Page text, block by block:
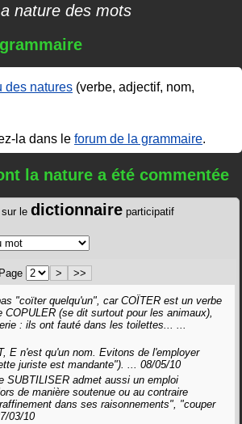
nature des mots
des natures (verbe, adjectif, nom,
la dans le forum de la grammaire.
la nature a été commentée
sur le dictionnaire participatif
Page > >>
"coïter quelqu'un", car COÏTER est un verbe
(se dit surtout pour les animaux),
: ils ont fauté dans les toilettes... ...
E n'est qu'un nom. Evitons de l'employer
juriste est mandante"). ... 08/05/10
SUBTILISER admet aussi un emploi
de manière soutenue ou au contraire
dans ses raisonnements", "couper
03/10